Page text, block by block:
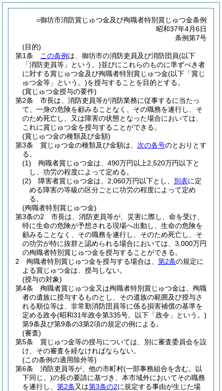
○御坊市消防賞じゅつ金及び殉職者特別賞じゅつ金条例
昭和37年4月6日
条例第7号
(目的)
第1条
この条例 は、御坊市の消防吏員及び消防団員(以下
「消防吏員等」という。)並びにこれらのものに準ずべき者
に対する賞じゅつ金及び殉職者特別賞じゅつ金(以下「賞じ
ゅつ金等」という。)を授与することを目的とする。
(賞じゅつ金授与の要件)
第2条
市長は、消防吏員等が消防業務に従事するに当たっ
て、一身の危険を顧みることなく、その職務を遂行し、そ
のため死亡し、又は障害の状態となった場合においては、
これに賞じゅつ金を授与することができる。
(賞じゅつ金の種類及び金額)
第3条
賞じゅつ金の種類及び金額は、 次の各号のとおりとす
る。
(1)
殉職者賞じゅつ金は、490万円以上2,520万円以下と
し、功労の程度によって定める。
(2)
障害者賞じゅつ金は、2,060万円以下とし、 別表に定
める障害の等級の区分ごとに功労の程度によって定め
る。
(殉職者特別賞じゅつ金)
第3条の2
市長は、消防吏員等が、災害に際し、命を受け、
特に生命の危険が予想される現場へ出動し、生命の危険を
顧みることなく、その職務を遂行し、そのため死亡し、そ
の功労が特に抜群と認められる場合においては、3,000万円
の殉職者特別賞じゅつ金を授与することができる。
2
殉職者特別賞じゅつ金を授与する場合は、 第2条の規定に
よる賞じゅつ金は、授与しない。
(授与の対象)
第4条
殉職者賞じゅつ金又は殉職者特別賞じゅつ金は、殉職
者の遺族に授与するものとし、その遺族の範囲及び授与さ
れる順位等は、非常勤消防団員等に係る損害補償の基準を
定める政令(昭和31年政令第335号。以下「政令」という。)
第9条及び第9条の3第2項の規定の例による。
(審査)
第5条
賞じゅつ金等の授与については、別に審査委員会を設
け、その審査を経なければならない。
(この条例の適用除外等)
第6条
消防吏員等が、他の市町村(一部事務組合を含む。以
下同じ。)の長の要請に基づき、本市域外においてその職務
を遂行し、 第2条又は第3条の2に規定する事由が生じた場